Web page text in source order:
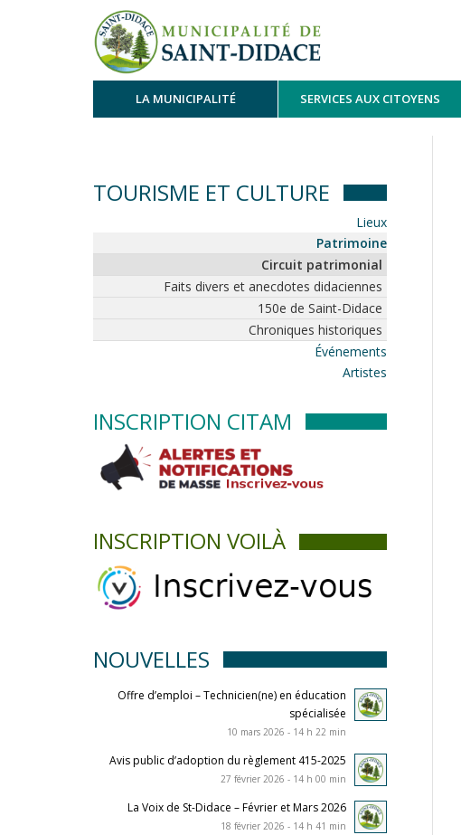
LA MUNICIPALITÉ SERVICES AUX CITOYENS
TOURISME ET CULTURE
Lieux
Patrimoine
Circuit patrimonial
Faits divers et anecdotes didaciennes
150e de Saint-Didace
Chroniques historiques
Événements
Artistes
INSCRIPTION CITAM
INSCRIPTION VOILÀ
NOUVELLES
Offre d’emploi – Technicien(ne) en éducation
spécialisée
10 mars 2026 - 14 h 22 min
Avis public d’adoption du règlement 415-2025
27 février 2026 - 14 h 00 min
La Voix de St-Didace – Février et Mars 2026
18 février 2026 - 14 h 41 min